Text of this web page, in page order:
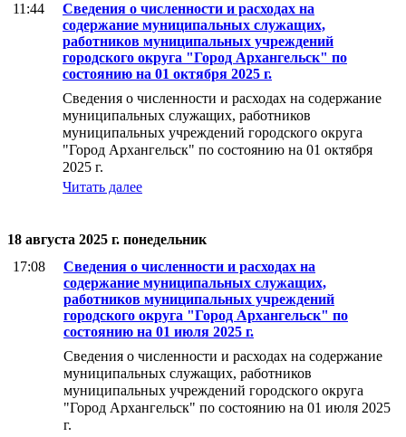
11:44
Сведения о численности и расходах на
содержание муниципальных служащих,
работников муниципальных учреждений
городского округа "Город Архангельск" по
состоянию на 01 октября 2025 г.
Сведения о численности и расходах на содержание
муниципальных служащих, работников
муниципальных учреждений городского округа
"Город Архангельск" по состоянию на 01 октября
2025 г.
Читать далее
18 августа 2025 г. понедельник
17:08
Сведения о численности и расходах на
содержание муниципальных служащих,
работников муниципальных учреждений
городского округа "Город Архангельск" по
состоянию на 01 июля 2025 г.
Сведения о численности и расходах на содержание
муниципальных служащих, работников
муниципальных учреждений городского округа
"Город Архангельск" по состоянию на 01 июля 2025
г.